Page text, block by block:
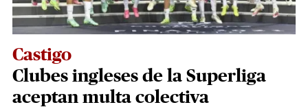
Castigo
Clubes ingleses de la Superliga
aceptan multa colectiva